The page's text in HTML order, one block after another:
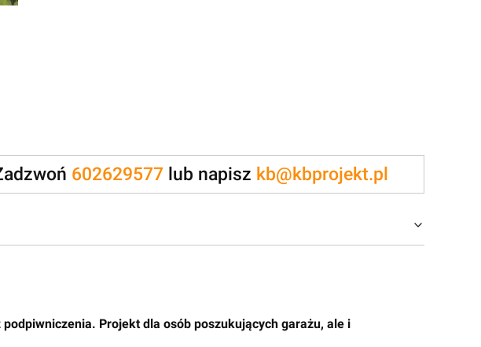
602629577lub napisz kb@kbprojekt.pl
Projekt dla osób poszukujących garażu, ale i